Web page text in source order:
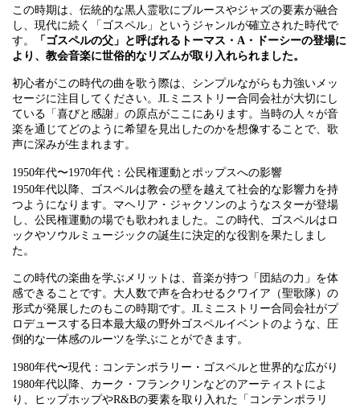
この時期は、伝統的な黒人霊歌にブルースやジャズの要素が融合
し、現代に続く「ゴスペル」というジャンルが確立された時代で
す。
「ゴスペルの父」と呼ばれるトーマス・A・ドーシーの登場に
より、教会音楽に世俗的なリズムが取り入れられました。
初心者がこの時代の曲を歌う際は、シンプルながらも力強いメッ
セージに注目してください。JLミニストリー合同会社が大切にし
ている「喜びと感謝」の原点がここにあります。当時の人々が音
楽を通じてどのように希望を見出したのかを想像することで、歌
声に深みが生まれます。
1950年代〜1970年代：公民権運動とポップスへの影響
1950年代以降、ゴスペルは教会の壁を越えて社会的な影響力を持
つようになります。マヘリア・ジャクソンのようなスターが登場
し、公民権運動の場でも歌われました。この時代、ゴスペルはロ
ックやソウルミュージックの誕生に決定的な役割を果たしまし
た。
この時代の楽曲を学ぶメリットは、音楽が持つ「団結の力」を体
感できることです。大人数で声を合わせるクワイア（聖歌隊）の
形式が発展したのもこの時期です。JLミニストリー合同会社がプ
ロデュースする日本最大級の野外ゴスペルイベントのような、圧
倒的な一体感のルーツを学ぶことができます。
1980年代〜現代：コンテンポラリー・ゴスペルと世界的な広がり
1980年代以降、カーク・フランクリンなどのアーティストによ
り、ヒップホップやR&Bの要素を取り入れた「コンテンポラリ